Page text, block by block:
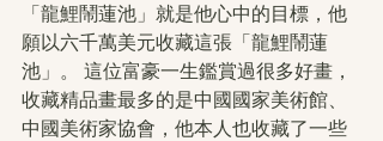
「龍鯉鬧蓮池」就是他心中的目標，他
願以六千萬美元收藏這張「龍鯉鬧蓮
池」。 這位富豪一生鑑賞過很多好畫，
收藏精品畫最多的是中國國家美術館、
中國美術家協會，他本人也收藏了一些